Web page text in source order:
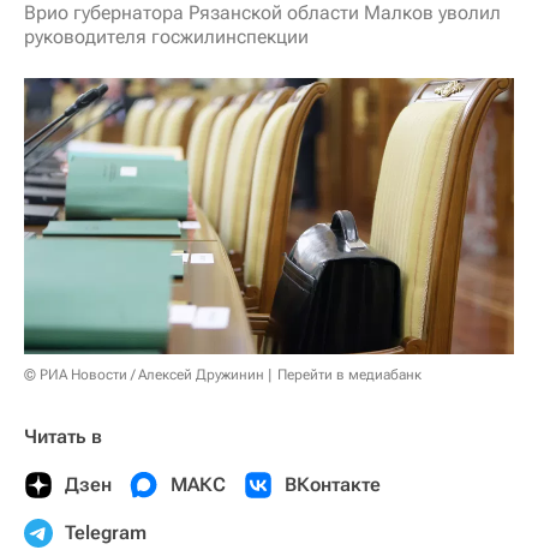
Врио губернатора Рязанской области Малков уволил
руководителя госжилинспекции
© РИА Новости / Алексей Дружинин Перейти в медиабанк
Читать в
Дзен МАКС ВКонтакте
Telegram